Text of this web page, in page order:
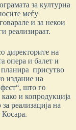
за културна
меѓу
и за некои
реализираат.
директорите на
опера и балет и
планира присутво
издание на
што го
и копродукција
реализација на